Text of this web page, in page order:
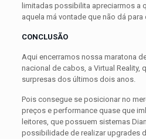
limitadas possibilita apreciarmos a
aquela má vontade que não dá para
CONCLUSÃO
Aqui encerramos nossa maratona
nacional de cabos, a Virtual Reality,
surpresas dos últimos dois anos.
Pois consegue se posicionar no
preços e performance quase que
leitores, que possuem sistemas
possibilidade de realizar upgrades